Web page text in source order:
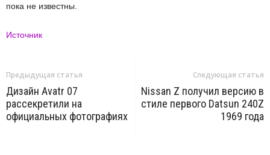
пока не известны.
Источник
Предыдущая статья
Дизайн Avatr 07
рассекретили на
официальных фотографиях
Следующая статья
Nissan Z получил версию в
стиле первого Datsun 240Z
1969 года